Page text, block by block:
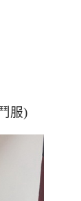
服)